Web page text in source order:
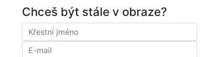
Chceš být stále v obraze?